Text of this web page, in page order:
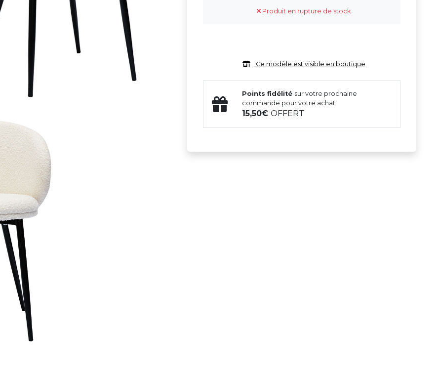
Produit en rupture de stock
Ce modèle est visible en boutique
Points fidélité sur votre prochaine
commande pour votre achat
15,50OFFERT